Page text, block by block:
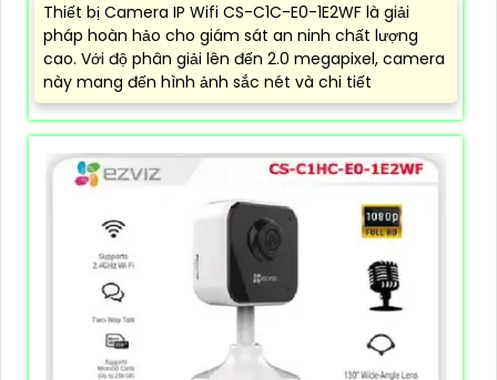
Thiết bị Camera IP Wifi CS-C1C-E0-1E2WF là giải
pháp hoàn hảo cho giám sát an ninh chất lượng
cao. Với độ phân giải lên đến 2.0 megapixel, camera
này mang đến hình ảnh sắc nét và chi tiết